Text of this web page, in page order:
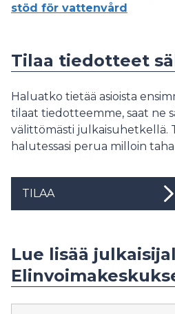
stöd för vattenvård
Tilaa tiedotteet
Haluatko tietää asioista
tilaat tiedotteemme, saat ne
välittömästi julkaisuhetkellä.
halutessasi perua milloin
TILAA
Lue lisää